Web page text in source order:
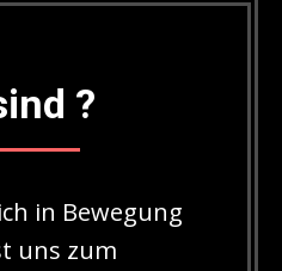
?
in Bewegung
uns zum